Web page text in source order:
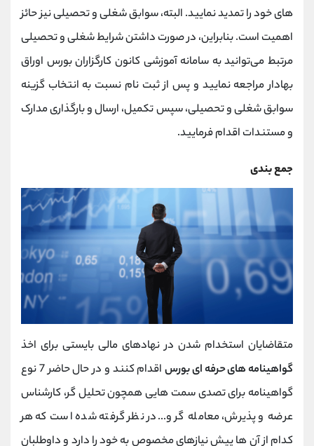
های خود را تمدید نمایید. البته، سوابق شغلی و تحصیلی نیز حائز
اهمیت است. بنابراین، در صورت داشتن شرایط شغلی و تحصیلی
مرتبط می‌توانید به سامانه آموزشی کانون کارگزاران بورس اوراق
بهادار مراجعه نمایید و پس از ثبت نام نسبت به انتخاب گزینه‌
سوابق شغلی و تحصیلی، سپس تکمیل، ارسال و بارگذاری مدارک
و مستندات اقدام فرمایید.
جمع بندی
متقاضایان استخدام شدن در نهادهای مالی بایستی برای اخذ
گواهینامه های حرفه ای بورس
اقدام کنند و در حال حاضر 7 نوع
گواهینامه برای تصدی سمت هایی همچون تحلیل گر، کارشناس
عرضه و پذیرش، معامله گر و...در نظر گرفته شده است که هر
کدام از آن ها پیش نیازهای مخصوص به خود را دارد و داوطلبان